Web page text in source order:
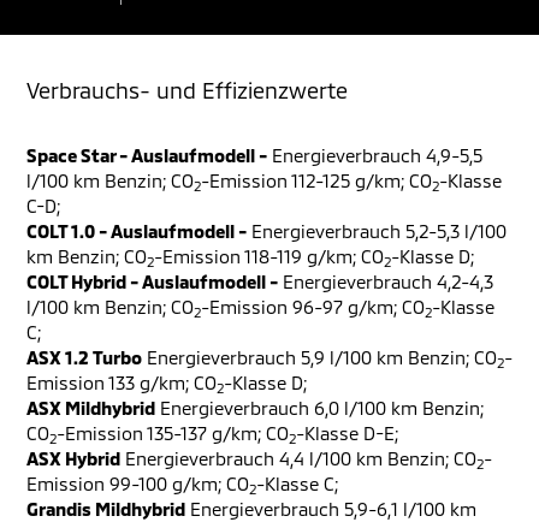
Verbrauchs- und Effizienzwerte
Space Star - Auslaufmodell - Energieverbrauch 4,9-5,5
l/100 km Benzin; CO2-Emission 112-125 g/km; CO2-Klasse
C-D;
COLT 1.0 - Auslaufmodell - Energieverbrauch 5,2-5,3 l/100
km Benzin; CO2-Emission 118-119 g/km; CO2-Klasse D;
COLT Hybrid - Auslaufmodell - Energieverbrauch 4,2-4,3
l/100 km Benzin; CO2-Emission 96-97 g/km; CO2-Klasse
C;
ASX 1.2 Turbo Energieverbrauch 5,9 l/100 km Benzin; CO2-
Emission 133 g/km; CO2-Klasse D;
ASX Mildhybrid Energieverbrauch 6,0 l/100 km Benzin;
CO2-Emission 135-137 g/km; CO2-Klasse D-E;
ASX Hybrid Energieverbrauch 4,4 l/100 km Benzin; CO2-
Emission 99-100 g/km; CO2-Klasse C;
Grandis Mildhybrid Energieverbrauch 5,9-6,1 l/100 km